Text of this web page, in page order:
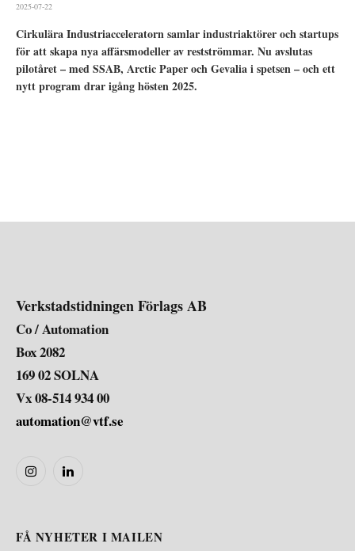
2025-07-22
Cirkulära Industriacceleratorn samlar industriaktörer och startups
för att skapa nya affärsmodeller av restströmmar. Nu avslutas
pilotåret – med SSAB, Arctic Paper och Gevalia i spetsen – och ett
nytt program drar igång hösten 2025.
Verkstadstidningen Förlags AB
Co / Automation
Box 2082
169 02 SOLNA
Vx 08-514 934 00
automation@vtf.se
InstagramLinkedIn
FÅ NYHETER I MAILEN